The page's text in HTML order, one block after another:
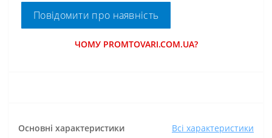
Повідомити про наявність
ЧОМУ PROMTOVARI.COM.UA?
Основні характеристики
Всі характеристики